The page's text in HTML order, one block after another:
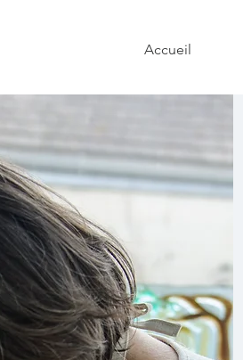
Accueil